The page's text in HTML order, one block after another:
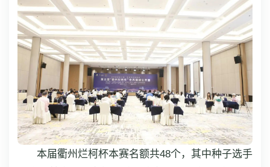
本届衢州烂柯杯本赛名额共48个，其中种子选手